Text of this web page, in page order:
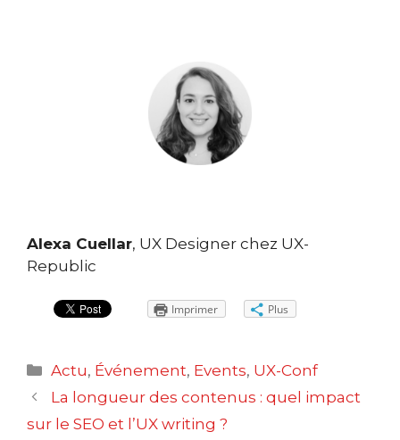
Alexa Cuellar, UX Designer chez UX-
Republic
Imprimer Plus
Catégories
Actu, Événement, Events, UX-Conf
Navigation
La longueur des contenus : quel impact
sur le SEO et l’UX writing ?